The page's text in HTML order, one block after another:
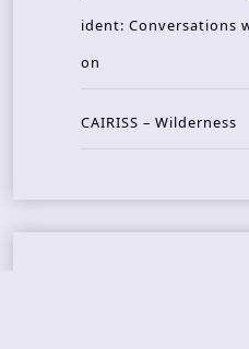
ident: Conversations
on
CAIRISS – Wilderness